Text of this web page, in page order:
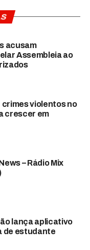
acusam
Assembleia ao
violentos no
crescer em
– Rádio Mix
lança aplicativo
de estudante